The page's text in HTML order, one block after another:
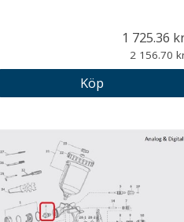
1 725.36
2 156.70
Köp